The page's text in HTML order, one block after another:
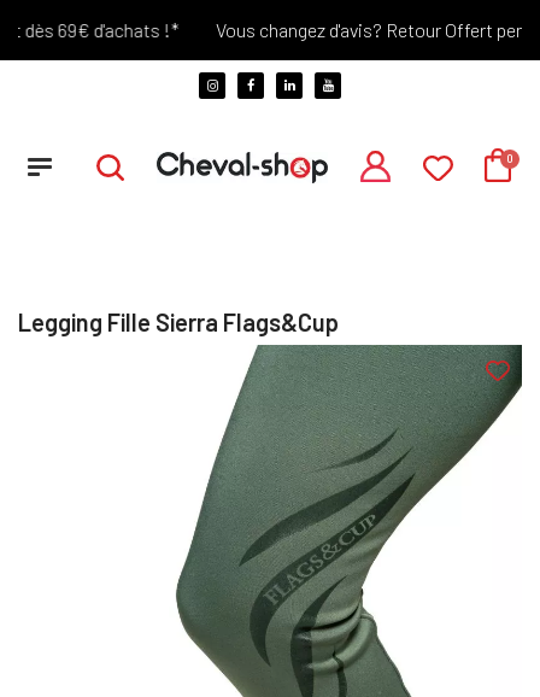
69€ d'achats !* Vous changez d'avis? Retour Offert
Legging Fille Sierra Flags&Cup